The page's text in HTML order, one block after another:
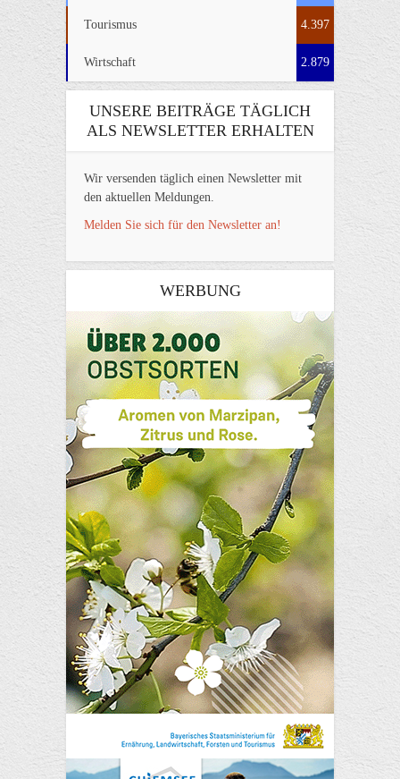
Tourismus 4.397
Wirtschaft 2.879
UNSERE BEITRÄGE TÄGLICH
ALS NEWSLETTER ERHALTEN
Wir versenden täglich einen Newsletter mit
den aktuellen Meldungen.
Melden Sie sich für den Newsletter an!
WERBUNG